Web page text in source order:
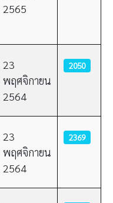
2565
23
พฤศจิกายน
2564
2050
23
พฤศจิกายน
2564
2369